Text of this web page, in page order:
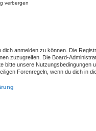
verbergen
anmelden zu können. Die
zuzugreifen. Die Board-
bitte unsere Nutzungsbedingungen
Forenregeln, wenn du dich in